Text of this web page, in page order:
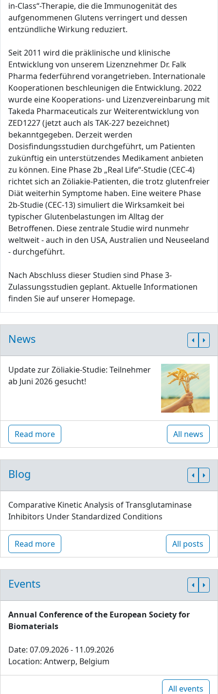
in-Class“-Therapie, die die Immunogenität des
aufgenommenen Glutens verringert und dessen
entzündliche Wirkung reduziert.
Seit 2011 wird die präklinische und klinische
Entwicklung von unserem Lizenznehmer Dr. Falk
Pharma federführend vorangetrieben. Internationale
Kooperationen beschleunigen die Entwicklung. 2022
wurde eine Kooperations- und Lizenzvereinbarung mit
Takeda Pharmaceuticals zur Weiterentwicklung von
ZED1227 (jetzt auch als TAK-227 bezeichnet)
bekanntgegeben. Derzeit werden
Dosisfindungsstudien durchgeführt, um Patienten
zukünftig ein unterstützendes Medikament anbieten
zu können. Eine Phase 2b „Real Life“-Studie (CEC-4)
richtet sich an Zöliakie-Patienten, die trotz glutenfreier
Diät weiterhin Symptome haben. Eine weitere Phase
2b-Studie (CEC-13) simuliert die Wirksamkeit bei
typischer Glutenbelastungen im Alltag der
Betroffenen. Diese zentrale Studie wird nunmehr
weltweit - auch in den USA, Australien und Neuseeland
- durchgeführt.
Nach Abschluss dieser Studien sind Phase 3-
Zulassungsstudien geplant. Aktuelle Informationen
finden Sie auf unserer Homepage.
News
Update zur Zöliakie-Studie: Teilnehmer
ab Juni 2026 gesucht!
Read more All news
Blog
Comparative Kinetic Analysis of Transglutaminase
Inhibitors Under Standardized Conditions
Read more All posts
Events
Annual Conference of the European Society for
Biomaterials
Date: 07.09.2026 - 11.09.2026
Location: Antwerp, Belgium
All events